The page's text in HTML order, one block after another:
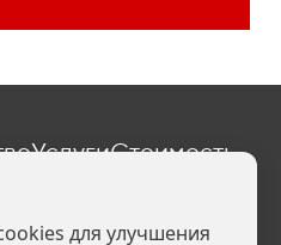
УслугиСтоимость
функционирования, если Вы не